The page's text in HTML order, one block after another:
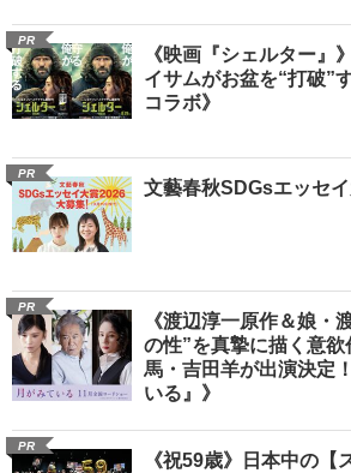
PR
《映画『シェルター』
イサムがお盆を“打破”
コラボ》
PR
文藝春秋SDGsエッセ
PR
《渡辺淳一原作＆娘・
の性”を真摯に描く意
馬・吉田羊が出演決定
いる』》
PR
《祝59歳》日本中の【